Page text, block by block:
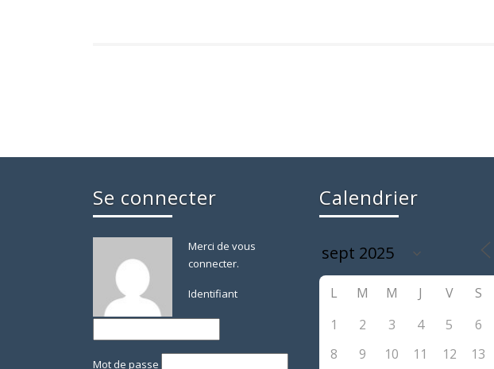
Se connecter
Merci de vous
connecter.
Identifiant
Mot de passe
Calendrier
L M M J V S
1
2 3 4 5 6
8
9 10 11 12 13